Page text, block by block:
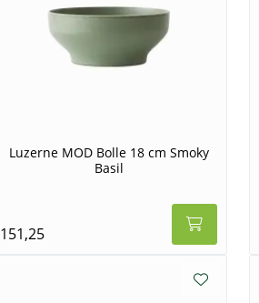
Luzerne MOD Bolle 18 cm Smoky
Basil
151,25